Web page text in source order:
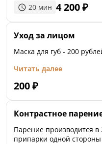
20 мин 4 200₽
Уход за лицом
Маска для губ - 200
Читать далее
200₽
Контрастное
Парение производится в
припарки одной